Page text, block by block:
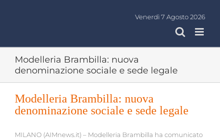
Venerdì 7 Agosto 2026
Modelleria Brambilla: nuova
denominazione sociale e sede legale
Modelleria Brambilla: nuova
denominazione sociale e sede legale
MILANO (AIMnews.it) – Modelleria Brambilla ha comunicato